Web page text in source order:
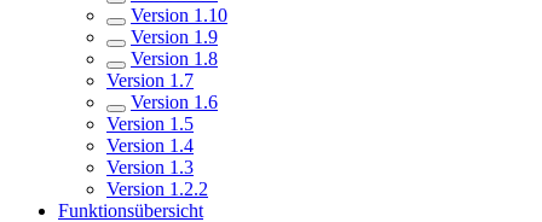
Version 1.10
Version 1.9
Version 1.8
Version 1.7
Version 1.6
Version 1.5
Version 1.4
Version 1.3
Version 1.2.2
Funktionsübersicht